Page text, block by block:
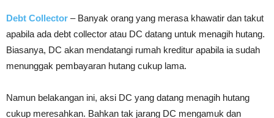
Debt Collector – Banyak orang yang merasa khawatir dan takut
apabila ada debt collector atau DC datang untuk menagih hutang.
Biasanya, DC akan mendatangi rumah kreditur apabila ia sudah
menunggak pembayaran hutang cukup lama.
Namun belakangan ini, aksi DC yang datang menagih hutang
cukup meresahkan. Bahkan tak jarang DC mengamuk dan